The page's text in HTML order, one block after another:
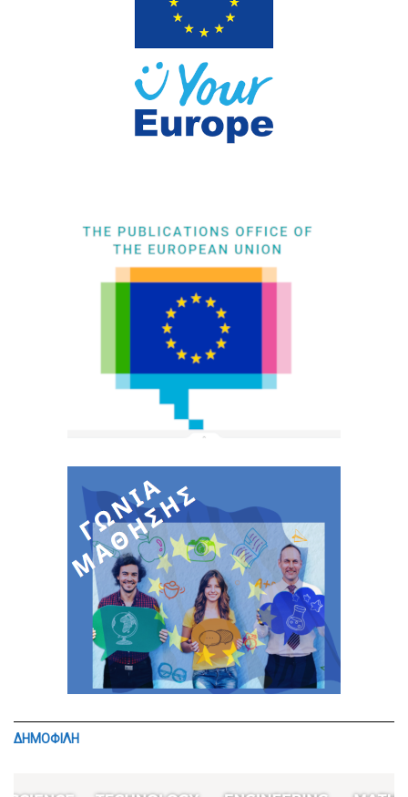
ΔΗΜΟΦΙΛΗ